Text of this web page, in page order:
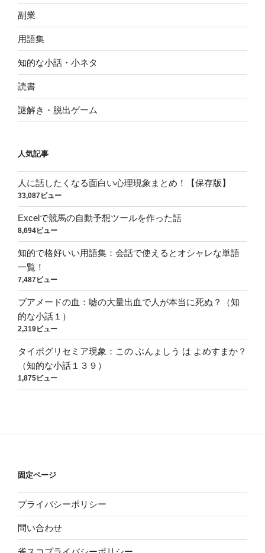
副業
用語集
知的な小話・小ネタ
読書
謎解き・脱出ゲーム
人気記事
人に話したくなる面白い心理現象まとめ！【保存版】
33,087ビュー
Excelで競馬の自動予想ツールを作った話
8,694ビュー
知的で格好いい用語集：会話で使えるとオシャレな単語
一覧！
7,487ビュー
ブアメードの血：嘘の大量出血で人が本当に死ぬ？（知
的な小話１）
2,319ビュー
タイポグリセミア現象：この ぶんょしう は よめすまか？
（知的な小話１３９）
1,875ビュー
固定ページ
プライバシーポリシー
問い合わせ